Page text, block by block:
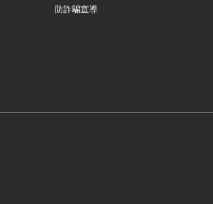
防詐騙宣導